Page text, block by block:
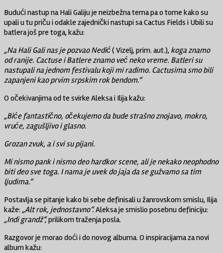
Budući nastup na Hali Galiju je neizbežna tema pa o tome kako su
upali u tu priču i odakle zajednički nastupi sa Cactus Fields i Ubili su
batlera još pre toga, kažu:
„Na Hali Gali nas je pozvao Nedić( Vizelj, prim. aut.), koga znamo
od ranije. Cactuse i Batlere znamo već neko vreme. Batleri su
nastupali na jednom festivalu koji mi radimo. Cactusima smo bili
zapanjeni kao prvim srpskim rok bendom.“
O očekivanjima od te svirke Aleksa i Ilija kažu:
„Biće fantastično, očekujemo da bude strašno znojavo, mokro,
vruće, zagušljivo i glasno.
Grozan zvuk, a i svi su pijani.
Mi nismo pank i nismo deo hardkor scene, ali je nekako neophodno
biti deo sve toga. I nama je uvek do jaja da se gužvamo sa tim
ljudima.“
Postavlja se pitanje kako bi sebe definisali u žanrovskom smislu, Ilija
kaže: „Alt rok, jednostavno“.Aleksa je smislio posebnu definiciju:
„Indi grandž“,prilikom traženja posla.
Razgovor je morao doći i do novog albuma. O inspiracijama za novi
album kažu: